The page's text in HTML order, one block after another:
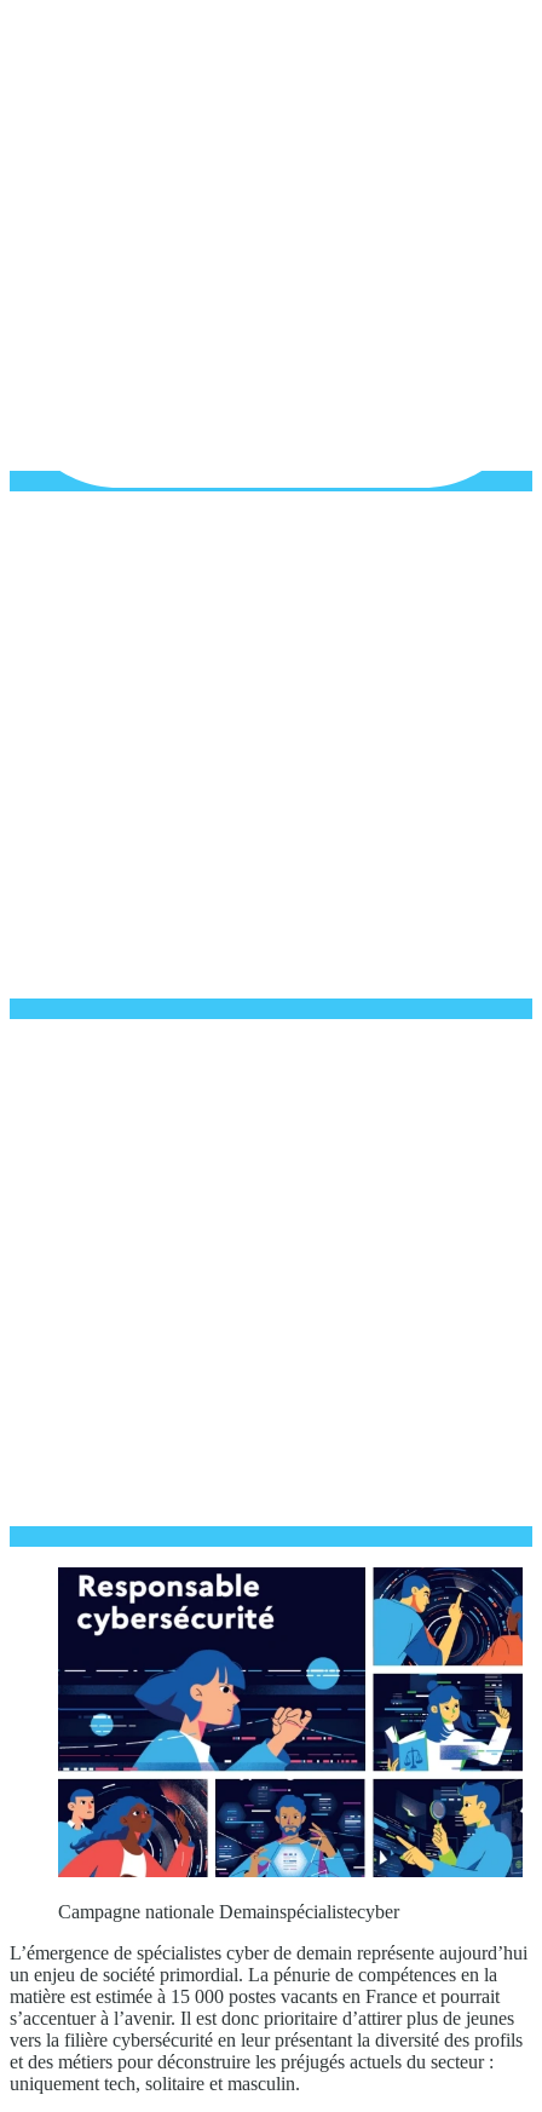
Campagne nationale Demainspécialistecyber
L’émergence de spécialistes cyber de demain représente aujourd’hui
un enjeu de société primordial. La pénurie de compétences en la
matière est estimée à 15 000 postes vacants en France et pourrait
s’accentuer à l’avenir. Il est donc prioritaire d’attirer plus de jeunes
vers la filière cybersécurité en leur présentant la diversité des profils
et des métiers pour déconstruire les préjugés actuels du secteur :
uniquement tech, solitaire et masculin.